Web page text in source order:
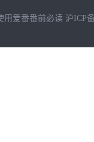
用爱番番前必读 沪ICP